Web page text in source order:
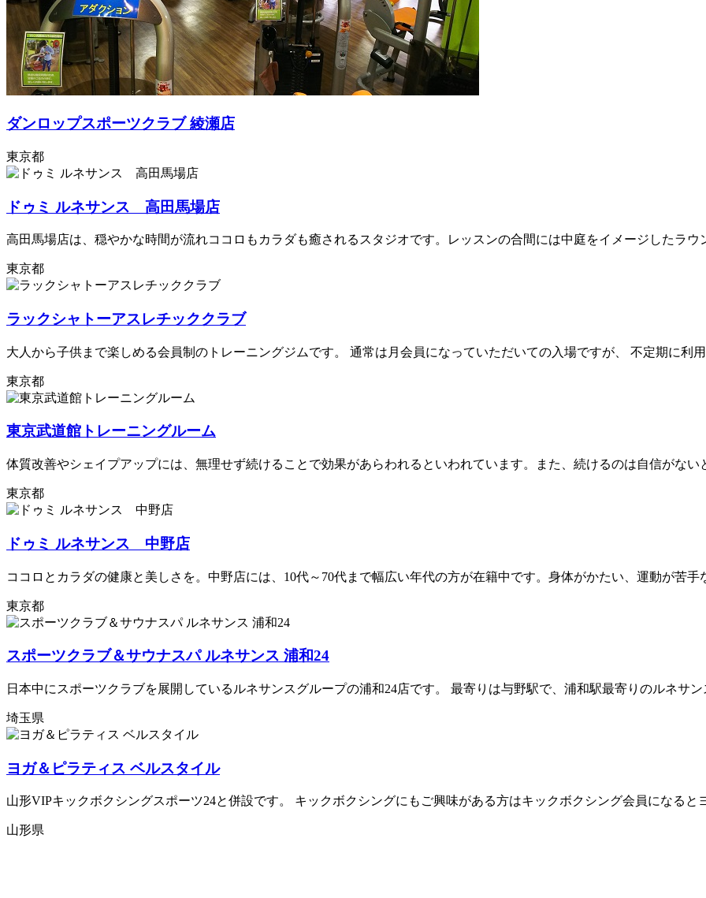
ダンロップスポーツクラブ 綾瀬店
東京都
ドゥミ ルネサンス 高田馬場店
高田馬場店は、穏やかな時間が流れココロもカラダも癒されるスタジオです。レッスンの合間には中庭をイメージしたラウ
東京都
ラックシャトーアスレチッククラブ
大人から子供まで楽しめる会員制のトレーニングジムです。 通常は月会員になっていただいての入場ですが、 不定期に利
東京都
東京武道館トレーニングルーム
体質改善やシェイプアップには、無理せず続けることで効果があらわれるといわれています。また、続けるのは自信がない
東京都
ドゥミ ルネサンス 中野店
ココロとカラダの健康と美しさを。中野店には、10代～70代まで幅広い年代の方が在籍中です。身体がかたい、運動が苦手
東京都
スポーツクラブ＆サウナスパ ルネサンス 浦和24
日本中にスポーツクラブを展開しているルネサンスグループの浦和24店です。 最寄りは与野駅で、浦和駅最寄りのルネサン
埼玉県
ヨガ＆ピラティス ベルスタイル
山形VIPキックボクシングスポーツ24と併設です。 キックボクシングにもご興味がある方はキックボクシング会員になると
山形県